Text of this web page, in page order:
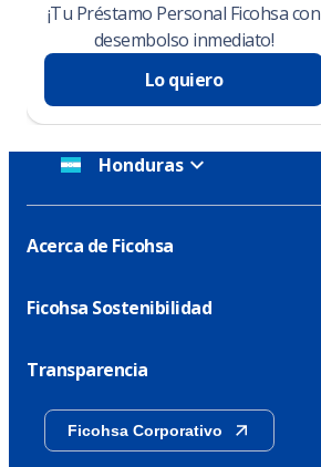
¡Tu Préstamo Personal Ficohsa con
desembolso inmediato!
Lo quiero
Honduras
Acerca de Ficohsa
Ficohsa Sostenibilidad
Transparencia
Ficohsa Corporativo